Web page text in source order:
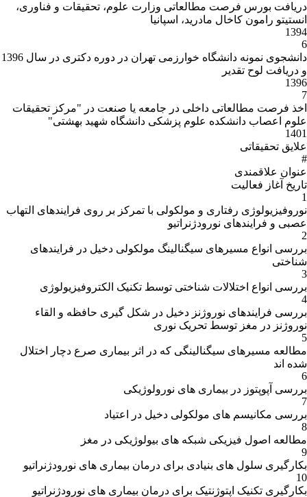
دریافت بورس فرصت مطالعاتی وزارت علوم، تحقیقات و فناوری،
انستیتو رامون کاخال مادرید، اسپانیا
1394
6
دانشجوی نمونه دانشگاه خوارزمی تهران در دوره دکتری در سال 1396
و دريافت لوح تقدير
1396
7
اخذ فرصت مطالعاتی داخلی در جامعه یا صنعت در "مرکز تحقیقات
علوم اعصاب دانشکده علوم پزشکی دانشگاه شهید بهشتی"
1401
علایق تحقیقاتی
#
عنوان علاقمندى
تاریخ آغاز فعالیت
1
نوروفیزیولوژی رفتاری و مولکولی با تمرکز بر روی فرایندهای التهاب
عصبی و فرایندهای نورودژنراتیو
2
بررسی انواع مسیرهای سیگنالینگ مولکولی دخیل در فرایندهای
شناختی
3
بررسی انواع اختلالات شناختی توسط تکنیک الکتروفیزیولوژی
4
بررسی فرایندهای نوروژنز دخیل در شکل گیری حافظه و القاء
نوروژنز در مغز توسط تحریک نوری
5
مطالعه مسیرهای سیگنالینگی که در اثر بیماری صرع دچار اختلال
شده اند
6
بررسی آپوپتوز در بیماری های نورولوژیکی
7
بررسی مکانیسم های مولکولی دخیل در اعتیاد
8
مطالعه اصول فیزیکی شبکه های بیولوژیکی در مغز
9
بکارگیری سلول های بنیادی برای درمان بیماری های نورودژنراتیو
10
بکارگیری تکنیک اپتوژنتیک برای درمان بیماری های نورودژنراتیو